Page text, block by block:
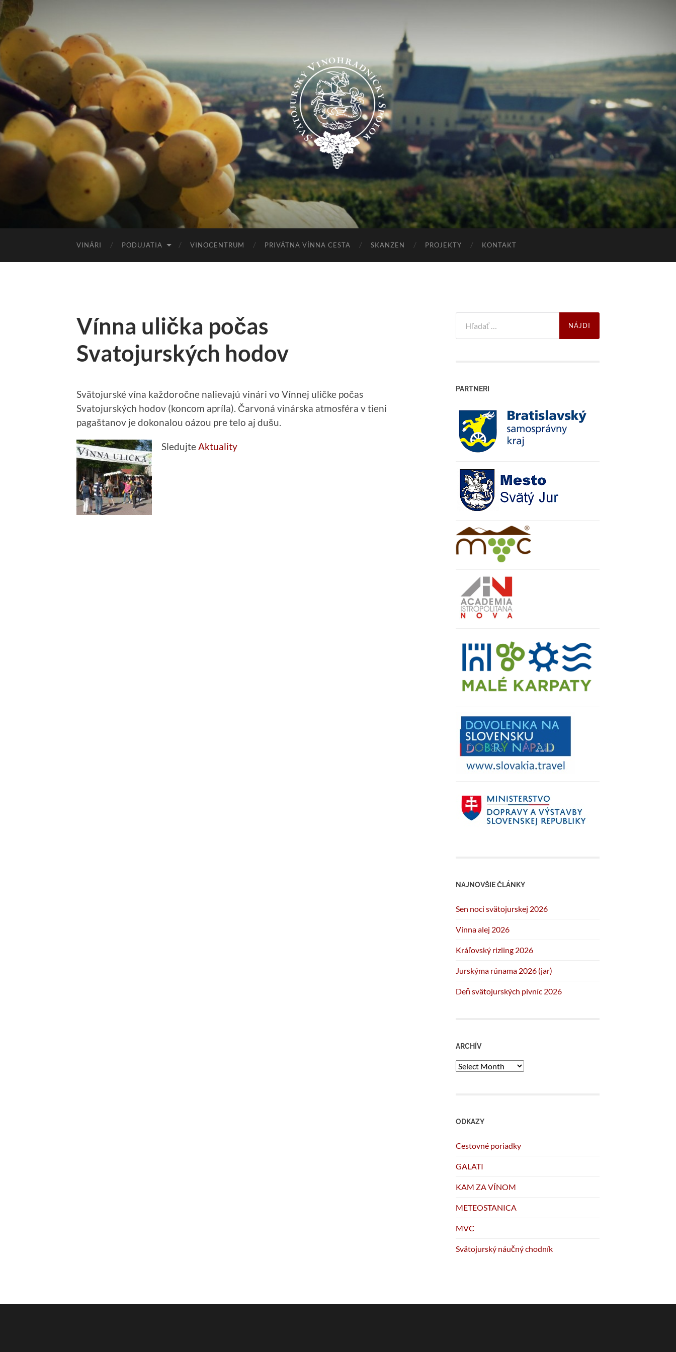
Svätojurský
vinohradnícky
spolok
VINÁRI PODUJATIA VINOCENTRUM PRIVÁTNA VÍNNA CESTA SKANZEN PROJEKTY KONTAKT
Vínna ulička počas
Svatojurských hodov
Svätojurské vína každoročne nalievajú vinári vo Vínnej uličke počas
Svatojurských hodov (koncom apríla). Čarvoná vinárska atmosféra v tieni
pagaštanov je dokonalou oázou pre telo aj dušu.
Sledujte Aktuality
for:
PARTNERI
NAJNOVŠIE ČLÁNKY
Sen noci svätojurskej 2026
Vínna alej 2026
Kráľovský rizling 2026
Jurskýma rúnama 2026 (jar)
Deň svätojurských pivníc 2026
ARCHÍV
Archív
ODKAZY
Cestovné poriadky
GALATI
KAM ZA VÍNOM
METEOSTANICA
MVC
Svätojurský náučný chodník